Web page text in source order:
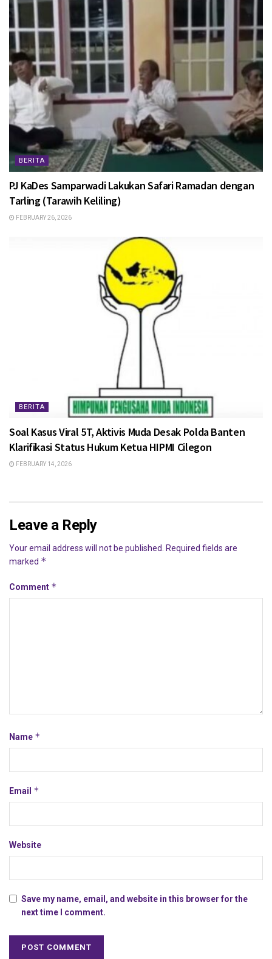
BERITA
PJ KaDes Samparwadi Lakukan Safari Ramadan dengan
Tarling (Tarawih Keliling)
FEBRUARY 26, 2026
BERITA
Soal Kasus Viral 5T, Aktivis Muda Desak Polda Banten
Klarifikasi Status Hukum Ketua HIPMI Cilegon
FEBRUARY 14, 2026
Leave a Reply
Your email address will not be published. Required fields are
marked *
Comment *
Name *
Email *
Website
Save my name, email, and website in this browser for the
next time I comment.